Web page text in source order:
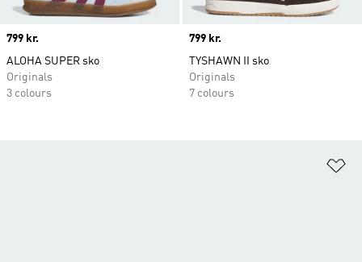
Price
799 kr.
ALOHA SUPER sko
Originals
3 colours
Price
799 kr.
TYSHAWN II sko
Originals
7 colours